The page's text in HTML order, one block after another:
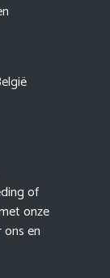
of
onze
onsen